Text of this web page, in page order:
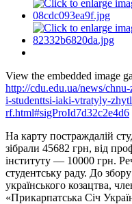
View the embedded image
http://cdu.edu.ua/news/
i-studenttsi-iaki-vtratyly-
rf.html#sigProId7d32c2e4d6
На карту постраждалій
зібрали 45682 грн, від
інституту — 10000 грн.
студентську раду. До
українського козацтва,
«Прикарпатська Січ